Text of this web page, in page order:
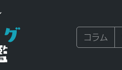
コラム